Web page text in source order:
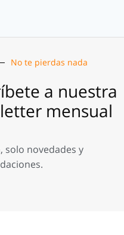
No te pierdas nada
a nuestra
mensual
solo novedades y